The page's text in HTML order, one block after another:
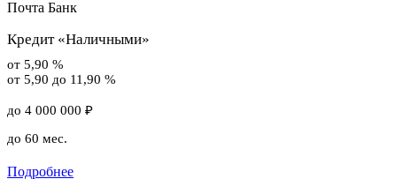
Почта Банк
Кредит «Наличными»
от 5,90 %
от 5,90 до 11,90 %
до 4 000 000 ₽
до 60 мес.
Подробнее